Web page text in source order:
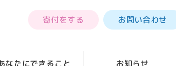
寄付をする お問い合わせ
なたにできること お知らせ